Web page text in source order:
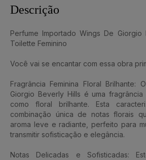
Descrição
Perfume Importado Wings De Giorgio
Toilette Feminino
Você vai se encantar com essa obra
Fragrância Feminina Floral Brilhante:
Giorgio Beverly Hills é uma fragrância
como floral brilhante. Esta
combinação única de notas florais
aroma leve e radiante, perfeito para
transmitir sofisticação e elegância.
Notas Delicadas e Sofisticadas: